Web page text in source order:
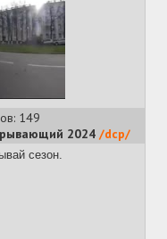
149
2024 /dcp/
сезон.